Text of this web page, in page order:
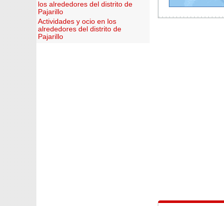
los alrededores del distrito de
Pajarillo
Actividades y ocio en los
alrededores del distrito de
Pajarillo